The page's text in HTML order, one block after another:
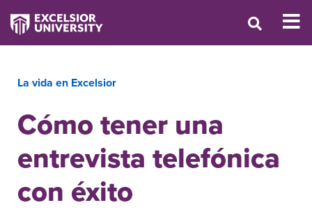
La vida en Excelsior
Cómo tener una
entrevista telefónica
con éxito